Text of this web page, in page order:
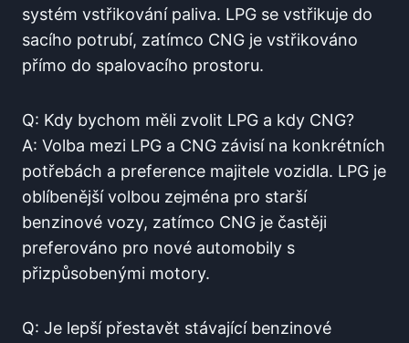
systém vstřikování paliva. LPG se vstřikuje do
sacího potrubí, zatímco CNG je vstřikováno
přímo do spalovacího prostoru.
Q: Kdy bychom měli zvolit LPG a kdy CNG?
A: Volba mezi LPG a CNG závisí na konkrétních
potřebách a preference majitele vozidla. LPG je
oblíbenější volbou zejména pro starší
benzinové vozy, zatímco CNG je častěji
preferováno pro nové automobily s
přizpůsobenými motory.
Q: Je lepší přestavět stávající benzinové